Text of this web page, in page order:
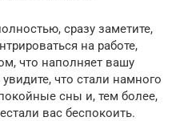
сразу заметите,
на работе,
что наполняет вашу
что стали намного
сны и, тем более,
вас беспокоить.